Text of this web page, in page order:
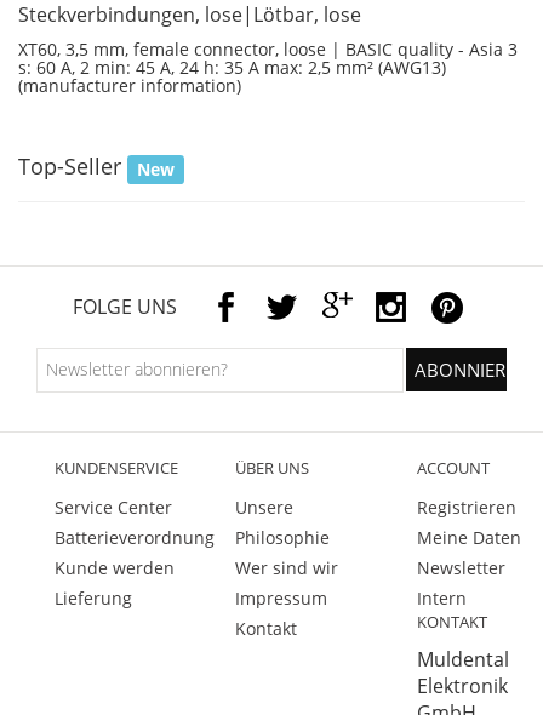
Steckverbindungen, lose|Lötbar, lose
XT60, 3,5 mm, female connector, loose | BASIC quality - Asia 3
s: 60 A, 2 min: 45 A, 24 h: 35 A max: 2,5 mm² (AWG13)
(manufacturer information)
Top-Seller New
FOLGE UNS
KUNDENSERVICE
Service Center
Batterieverordnung
Kunde werden
Lieferung
ÜBER UNS
Unsere
Philosophie
Wer sind wir
Impressum
Kontakt
ACCOUNT
Registrieren
Meine Daten
Newsletter
Intern
KONTAKT
Muldental
Elektronik